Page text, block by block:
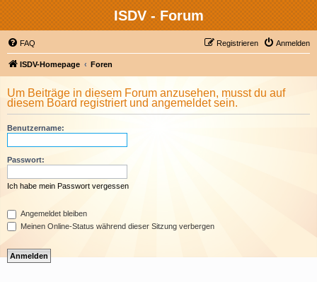
ISDV - Forum
FAQ Anmelden
Registrieren
ISDV-Homepage Foren
Um Beiträge in diesem Forum anzusehen, musst du auf
diesem Board registriert und angemeldet sein.
Benutzername:
Passwort:
Ich habe mein Passwort vergessen
Angemeldet bleiben
Meinen Online-Status während dieser Sitzung verbergen